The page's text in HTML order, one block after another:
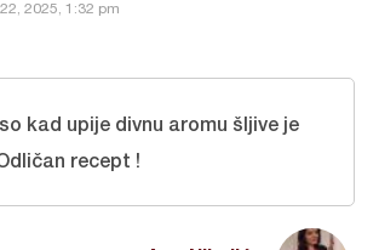
2025, 1:32 pm
kad upije divnu aromu šljive je
recept !